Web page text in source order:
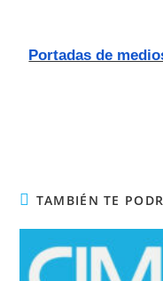
Portadas de
TAMBIÉN TE